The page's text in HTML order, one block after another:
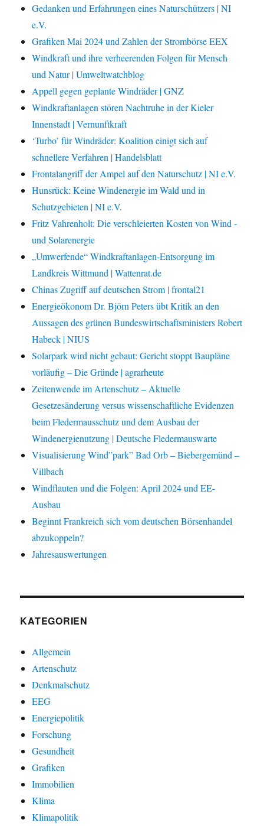
Gedanken und Erfahrungen eines Naturschützers | NI
e.V.
Grafiken Mai 2024 und Zahlen der Strombörse EEX
Windkraft und ihre verheerenden Folgen für Mensch
und Natur | Umweltwatchblog
Appell gegen geplante Windräder | GNZ
Windkraftanlagen stören Nachtruhe in der Kieler
Innenstadt | Vernunftkraft
‘Turbo’ für Windräder: Koalition einigt sich auf
schnellere Verfahren | Handelsblatt
Frontalangriff der Ampel auf den Naturschutz | NI e.V.
Hunsrück: Keine Windenergie im Wald und in
Schutzgebieten | NI e.V.
Fritz Vahrenholt: Die verschleierten Kosten von Wind -
und Solarenergie
„Umwerfende“ Windkraftanlagen-Entsorgung im
Landkreis Wittmund | Wattenrat.de
Chinas Zugriff auf deutschen Strom | frontal21
Energieökonom Dr. Björn Peters übt Kritik an den
Aussagen des grünen Bundeswirtschaftsministers Robert
Habeck | NIUS
Solarpark wird nicht gebaut: Gericht stoppt Baupläne
vorläufig – Die Gründe | agrarheute
Zeitenwende im Artenschutz – Aktuelle
Gesetzesänderung versus wissenschaftliche Evidenzen
beim Fledermausschutz und dem Ausbau der
Windenergienutzung | Deutsche Fledermauswarte
Visualisierung Wind”park” Bad Orb – Biebergemünd –
Villbach
Windflauten und die Folgen: April 2024 und EE-
Ausbau
Beginnt Frankreich sich vom deutschen Börsenhandel
abzukoppeln?
Jahresauswertungen
KATEGORIEN
Allgemein
Artenschutz
Denkmalschutz
EEG
Energiepolitik
Forschung
Gesundheit
Grafiken
Immobilien
Klima
Klimapolitik